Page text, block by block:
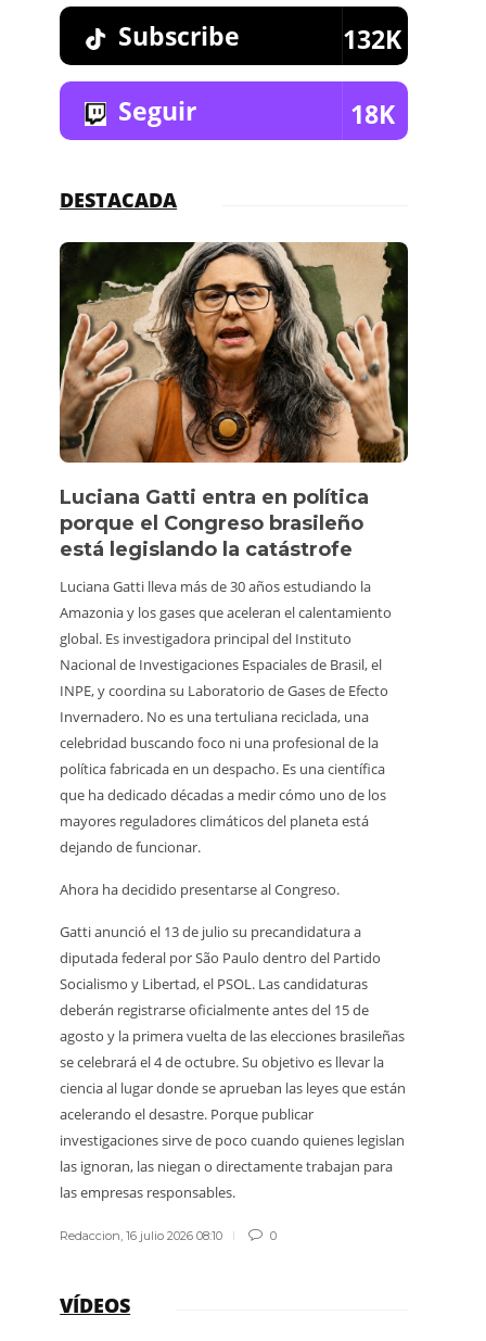
Subscribe 132K
Seguir 18K
DESTACADA
Luciana Gatti entra en política
porque el Congreso brasileño
está legislando la catástrofe
Luciana Gatti lleva más de 30 años estudiando la
Amazonia y los gases que aceleran el calentamiento
global. Es investigadora principal del Instituto
Nacional de Investigaciones Espaciales de Brasil, el
INPE, y coordina su Laboratorio de Gases de Efecto
Invernadero. No es una tertuliana reciclada, una
celebridad buscando foco ni una profesional de la
política fabricada en un despacho. Es una científica
que ha dedicado décadas a medir cómo uno de los
mayores reguladores climáticos del planeta está
dejando de funcionar.
Ahora ha decidido presentarse al Congreso.
Gatti anunció el 13 de julio su precandidatura a
diputada federal por São Paulo dentro del Partido
Socialismo y Libertad, el PSOL. Las candidaturas
deberán registrarse oficialmente antes del 15 de
agosto y la primera vuelta de las elecciones brasileñas
se celebrará el 4 de octubre. Su objetivo es llevar la
ciencia al lugar donde se aprueban las leyes que están
acelerando el desastre. Porque publicar
investigaciones sirve de poco cuando quienes legislan
las ignoran, las niegan o directamente trabajan para
las empresas responsables.
Redaccion ,16 julio 2026 08:10 0
VÍDEOS